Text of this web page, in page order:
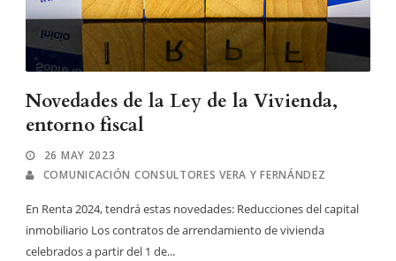
Novedades de la Ley de la Vivienda,
entorno fiscal
26 MAY 2023
COMUNICACIÓN CONSULTORES VERA Y FERNÁNDEZ
En Renta 2024, tendrá estas novedades: Reducciones del capital
inmobiliario Los contratos de arrendamiento de vivienda
celebrados a partir del 1 de...